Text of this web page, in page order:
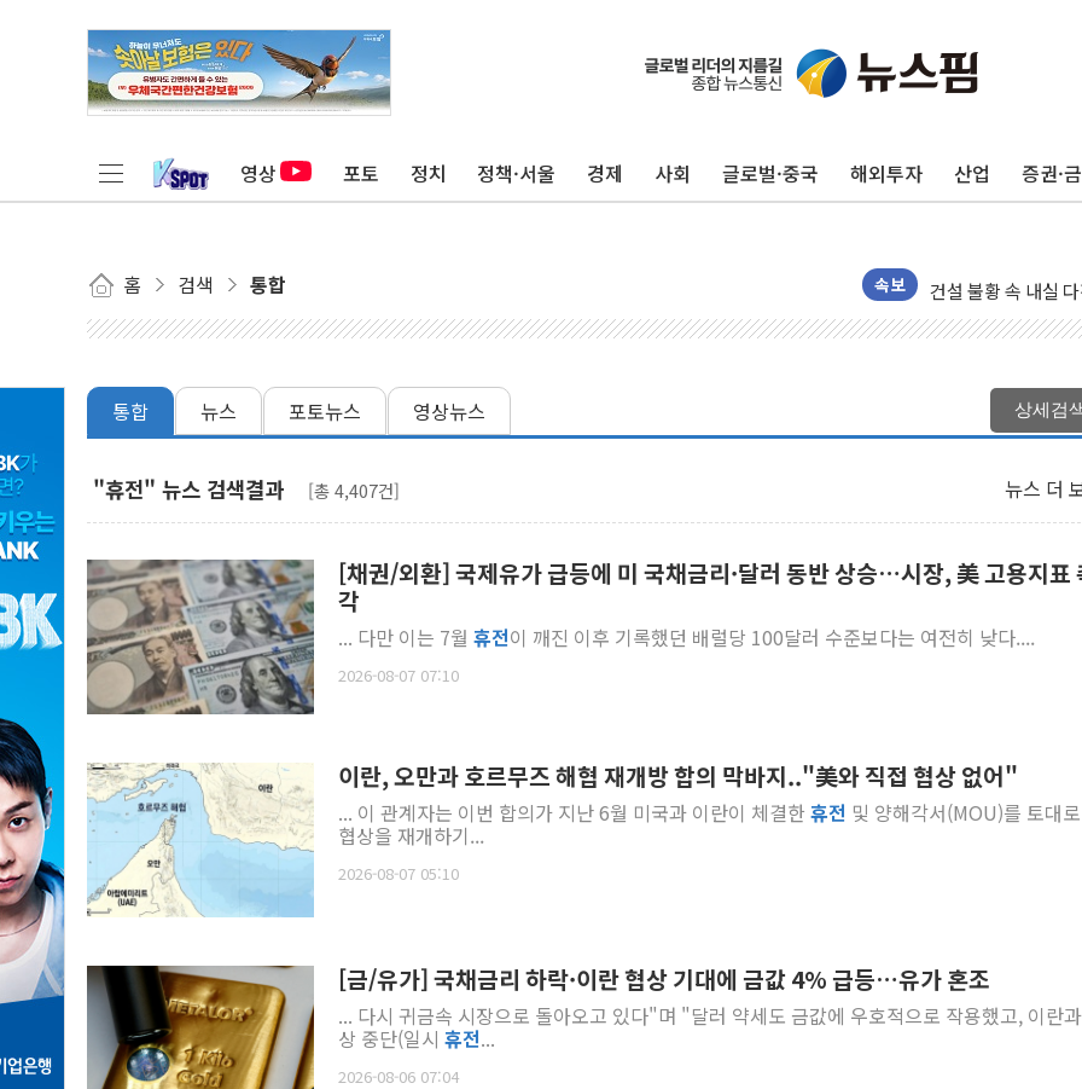
영상 포토 정치 정책·서울 경제 사회 글로벌·중국 해외투자 산업 증권·
홈 검색 통합 속보
우리자산운용,
TBH글로벌, 상반
건설 불황 속 내실
"내년 메모리 물량
관광객 3000만명
[뉴스핌 이 시각
인도, 바이오가스
신인류콘텐츠, 핀
[AI 카드뉴스] 기후
캠코, 5918억원 규
[시승기] 공간·승차
통합 뉴스 포토뉴스 영상뉴스 상세검
"휴전" 뉴스 검색결과 [총 4,407건] 뉴스 더
[채권/외환] 국제유가 급등에 미 국채금리·달러 동반 상승…시장, 美 고용지표
각
... 다만 이는 7월 휴전이 깨진 이후 기록했던 배럴당 100달러 수준보다는 여전히 낮다....
2026-08-07 07:10
이란, 오만과 호르무즈 해협 재개방 합의 막바지.."美와 직접 협상 없어"
... 이 관계자는 이번 합의가 지난 6월 미국과 이란이 체결한 휴전 및 양해각서(MOU)를 토대
협상을 재개하기...
2026-08-07 05:10
[금/유가] 국채금리 하락·이란 협상 기대에 금값 4% 급등…유가 혼조
... 다시 귀금속 시장으로 돌아오고 있다"며 "달러 약세도 금값에 우호적으로 작용했고, 이란
상 중단(일시 휴전...
2026-08-06 07:04